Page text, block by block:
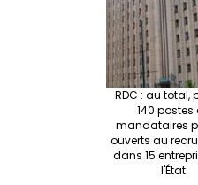
RDC : au total,
140 postes
mandataires
ouverts au
dans 15
l'État